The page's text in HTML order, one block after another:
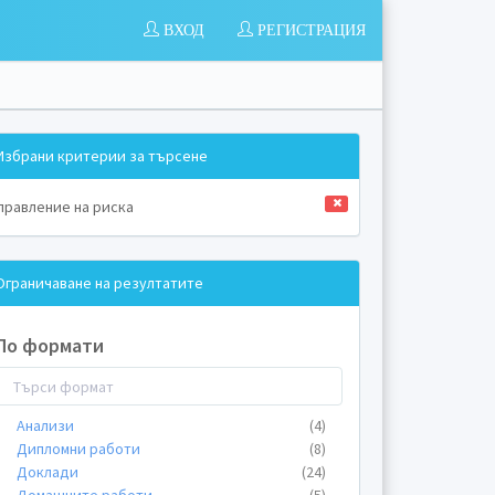
РЕГИСТРАЦИЯ
ВХОД
критерии за търсене
на риска
на резултатите
формати
Анализи
(4)
Дипломни работи
(8)
Доклади
(24)